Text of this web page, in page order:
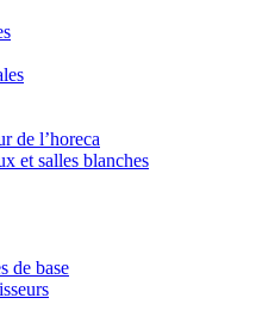
de l’horeca
et salles blanches
de base